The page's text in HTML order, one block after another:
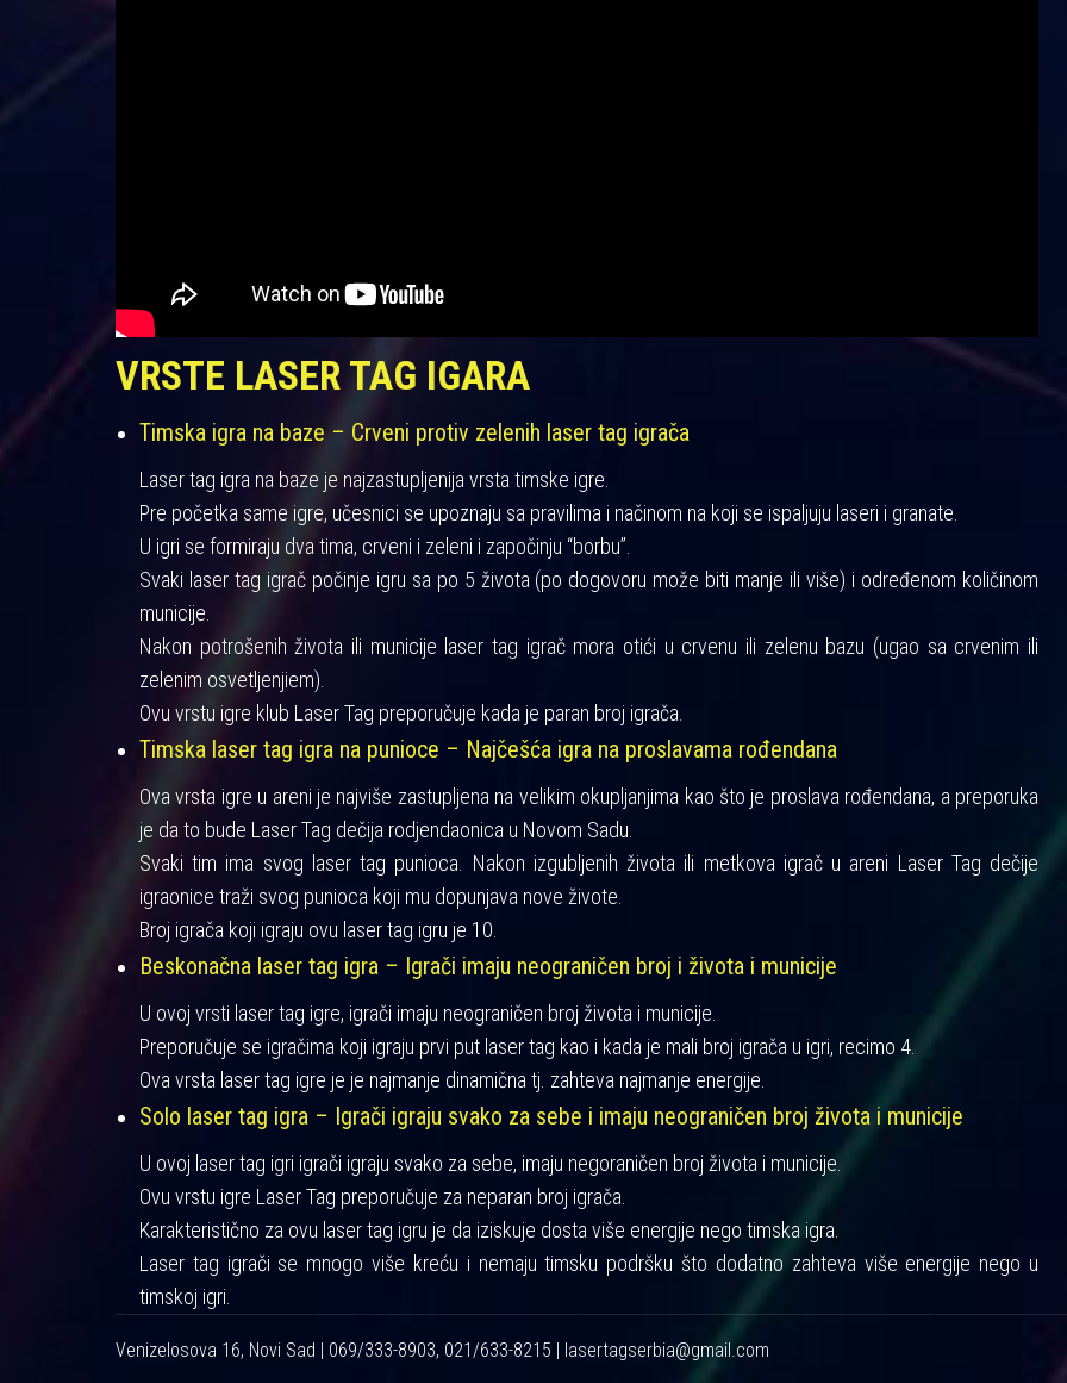
VRSTE LASER TAG IGARA
Timska igra na baze – Crveni protiv zelenih laser tag igrača
Laser tag igra na baze je najzastupljenija vrsta timske igre.
Pre početka same igre, učesnici se upoznaju sa pravilima i načinom na koji se ispaljuju laseri i granate.
U igri se formiraju dva tima, crveni i zeleni i započinju “borbu”.
Svaki laser tag igrač počinje igru sa po 5 života (po dogovoru može biti manje ili više) i određenom količinom
municije.
Nakon potrošenih života ili municije laser tag igrač mora otići u crvenu ili zelenu bazu (ugao sa crvenim ili
zelenim osvetljenjiem).
Ovu vrstu igre klub Laser Tag preporučuje kada je paran broj igrača.
Timska laser tag igra na punioce – Najčešća igra na proslavama rođendana
Ova vrsta igre u areni je najviše zastupljena na velikim okupljanjima kao što je proslava rođendana, a preporuka
je da to bude Laser Tag dečija rodjendaonica u Novom Sadu.
Svaki tim ima svog laser tag punioca. Nakon izgubljenih života ili metkova igrač u areni Laser Tag dečije
igraonice traži svog punioca koji mu dopunjava nove živote.
Broj igrača koji igraju ovu laser tag igru je 10.
Beskonačna laser tag igra – Igrači imaju neograničen broj i života i municije
U ovoj vrsti laser tag igre, igrači imaju neograničen broj života i municije.
Preporučuje se igračima koji igraju prvi put laser tag kao i kada je mali broj igrača u igri, recimo 4.
Ova vrsta laser tag igre je je najmanje dinamična tj. zahteva najmanje energije.
Solo laser tag igra – Igrači igraju svako za sebe i imaju neograničen broj života i municije
U ovoj laser tag igri igrači igraju svako za sebe, imaju negoraničen broj života i municije.
Ovu vrstu igre Laser Tag preporučuje za neparan broj igrača.
Karakteristično za ovu laser tag igru je da iziskuje dosta više energije nego timska igra.
Laser tag igrači se mnogo više kreću i nemaju timsku podršku što dodatno zahteva više energije nego u
timskoj igri.
Venizelosova 16, Novi Sad | 069/333-8903, 021/633-8215 | lasertagserbia@gmail.com